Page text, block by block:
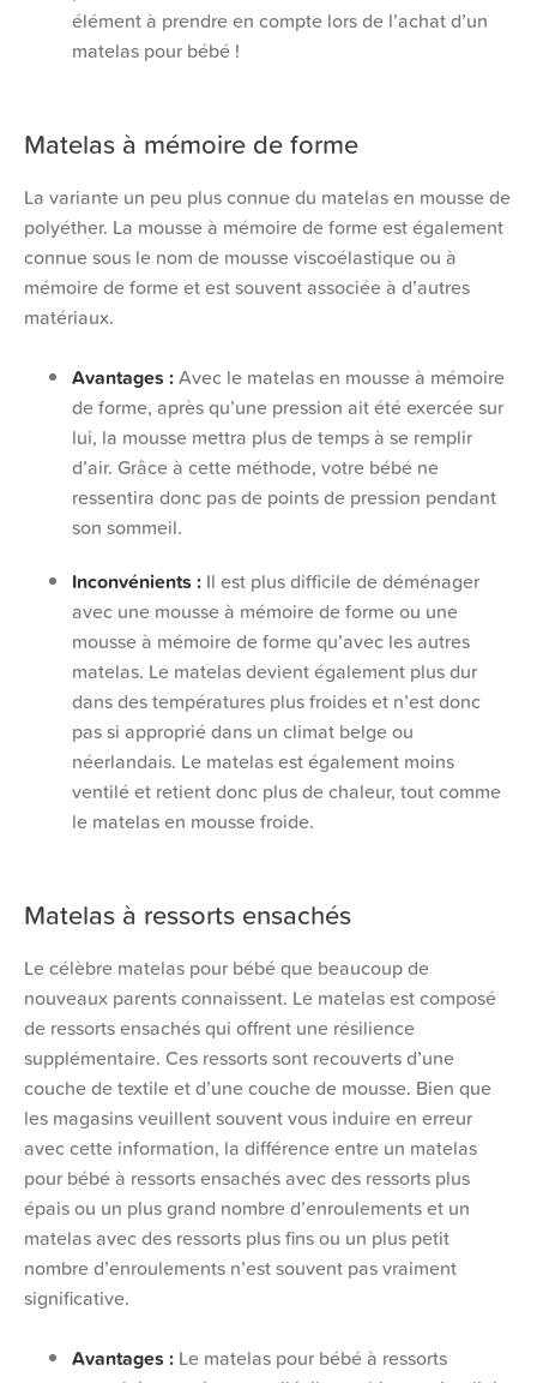
élément à prendre en compte lors de l’achat d’un
matelas pour bébé !
Matelas à mémoire de forme
La variante un peu plus connue du matelas en mousse de
polyéther. La mousse à mémoire de forme est également
connue sous le nom de mousse viscoélastique ou à
mémoire de forme et est souvent associée à d’autres
matériaux.
Avantages :Avec le matelas en mousse à mémoire
de forme, après qu’une pression ait été exercée sur
lui, la mousse mettra plus de temps à se remplir
d’air. Grâce à cette méthode, votre bébé ne
ressentira donc pas de points de pression pendant
son sommeil.
Inconvénients : Il est plus difficile de déménager
avec une mousse à mémoire de forme ou une
mousse à mémoire de forme qu’avec les autres
matelas. Le matelas devient également plus dur
dans des températures plus froides et n’est donc
pas si approprié dans un climat belge ou
néerlandais. Le matelas est également moins
ventilé et retient donc plus de chaleur, tout comme
le matelas en mousse froide.
Matelas à ressorts ensachés
Le célèbre matelas pour bébé que beaucoup de
nouveaux parents connaissent. Le matelas est composé
de ressorts ensachés qui offrent une résilience
supplémentaire. Ces ressorts sont recouverts d’une
couche de textile et d’une couche de mousse. Bien que
les magasins veuillent souvent vous induire en erreur
avec cette information, la différence entre un matelas
pour bébé à ressorts ensachés avec des ressorts plus
épais ou un plus grand nombre d’enroulements et un
matelas avec des ressorts plus fins ou un plus petit
nombre d’enroulements n’est souvent pas vraiment
significative.
Avantages : Le matelas pour bébé à ressorts